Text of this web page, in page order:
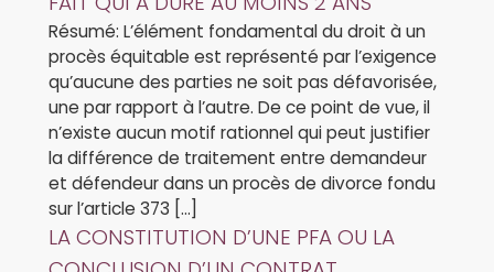
Résumé: L’élément fondamental du droit à un
procès équitable est représenté par l’exigence
qu’aucune des parties ne soit pas défavorisée,
une par rapport à l’autre. De ce point de vue, il
n’existe aucun motif rationnel qui peut justifier
la différence de traitement entre demandeur
et défendeur dans un procès de divorce fondu
sur l’article 373 […]
LA CONSTITUTION D’UNE PFA OU LA